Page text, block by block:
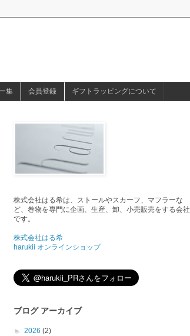
集 会員登録 ギフトラッピングについて
株式会社はる希は、ストールやスカーフ、マフラーな
ど、巻物を専門に企画、生産、卸、小売販売をする会社
です。
株式会社はる希
harukii オンラインショップ
ブログ アーカイブ
► 2026 (2)